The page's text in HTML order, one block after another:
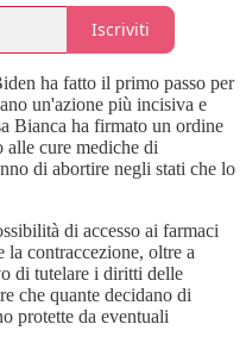
Iscriviti
ha fatto il primo passo per
un'azione più incisiva e
Bianca ha firmato un ordine
alle cure mediche di
di abortire negli stati che lo
di accesso ai farmaci
la contraccezione, oltre a
di tutelare i diritti delle
che quante decidano di
protette da eventuali